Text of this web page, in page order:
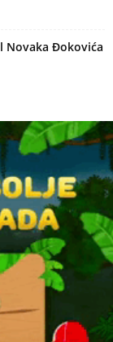
Novaka Đokovića